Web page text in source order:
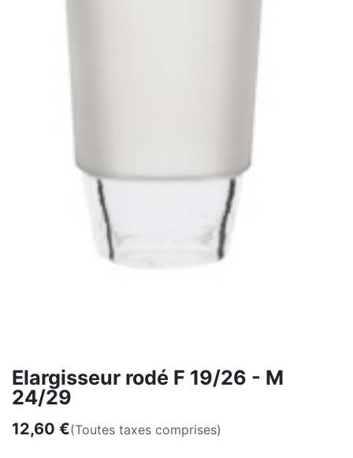
Elargisseur rodé F 19/26 - M
24/29
12,60 €(Toutes taxes comprises)